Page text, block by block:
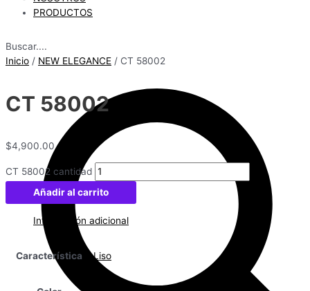
PRODUCTOS
Buscar....
Inicio / NEW ELEGANCE / CT 58002
CT 58002
$4,900.00
CT 58002 cantidad
Añadir al carrito
Información adicional
Característica Liso